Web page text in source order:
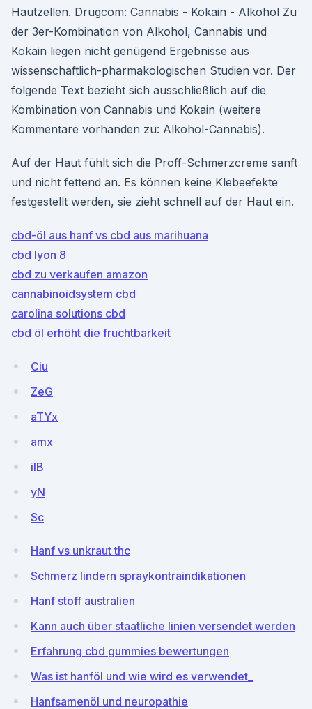
Hautzellen. Drugcom: Cannabis - Kokain - Alkohol Zu
der 3er-Kombination von Alkohol, Cannabis und
Kokain liegen nicht genügend Ergebnisse aus
wissenschaftlich-pharmakologischen Studien vor. Der
folgende Text bezieht sich ausschließlich auf die
Kombination von Cannabis und Kokain (weitere
Kommentare vorhanden zu: Alkohol-Cannabis).
Auf der Haut fühlt sich die Proff-Schmerzcreme sanft
und nicht fettend an. Es können keine Klebeefekte
festgestellt werden, sie zieht schnell auf der Haut ein.
cbd-öl aus hanf vs cbd aus marihuana
cbd lyon 8
cbd zu verkaufen amazon
cannabinoidsystem cbd
carolina solutions cbd
cbd öl erhöht die fruchtbarkeit
Ciu
ZeG
aTYx
amx
ilB
yN
Sc
Hanf vs unkraut thc
Schmerz lindern spraykontraindikationen
Hanf stoff australien
Kann auch über staatliche linien versendet werden
Erfahrung cbd gummies bewertungen
Was ist hanföl und wie wird es verwendet_
Hanfsamenöl und neuropathie